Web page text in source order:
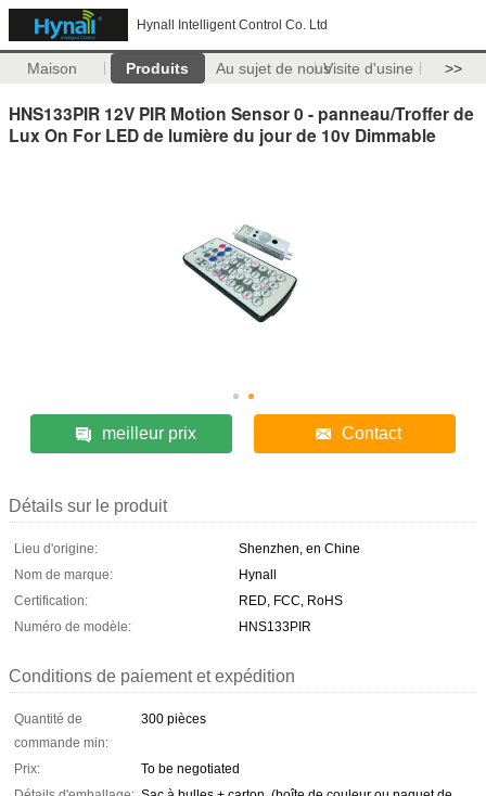
Hynall Intelligent Control Co. Ltd
Maison Produits Au sujet de nousVisite d'usine >>
HNS133PIR 12V PIR Motion Sensor 0 - panneau/Troffer de
Lux On For LED de lumière du jour de 10v Dimmable
meilleur prix Contact
Détails sur le produit
Lieu d'origine:
Shenzhen, en Chine
Nom de marque:
Hynall
Certification:
RED, FCC, RoHS
Numéro de modèle:
HNS133PIR
Conditions de paiement et expédition
Quantité de
commande min:
300 pièces
Prix:
To be negotiated